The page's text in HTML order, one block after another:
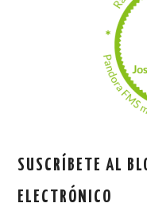
SUSCRÍBETE AL
ELECTRÓNICO